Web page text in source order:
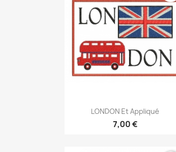
Aperçu rapide
LONDON Et Appliqué
7,00 €